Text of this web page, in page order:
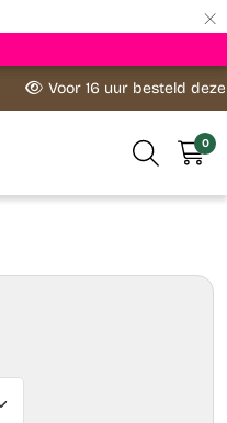
×
Voor 16 uur besteld
0